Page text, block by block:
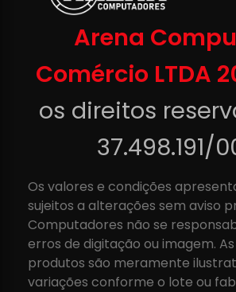
Arena
Comércio LTDA
os direitos
37.498.191/
Os valores e condições
sujeitos a alterações sem aviso
Computadores não se
erros de digitação ou imagem.
produtos são meramente
variações conforme o lote ou